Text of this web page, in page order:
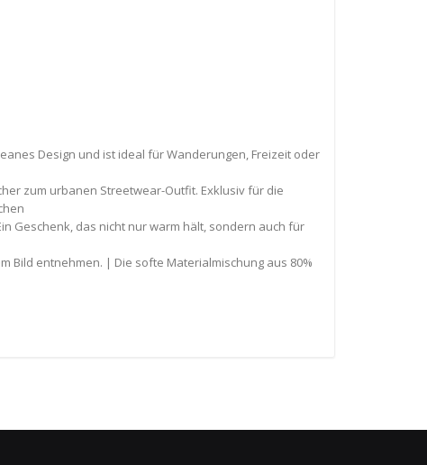
Design und ist ideal für Wanderungen, Freizeit oder
zum urbanen Streetwear-Outfit. Exklusiv für die
Geschenk, das nicht nur warm hält, sondern auch für
Bild entnehmen. | Die softe Materialmischung aus 80%